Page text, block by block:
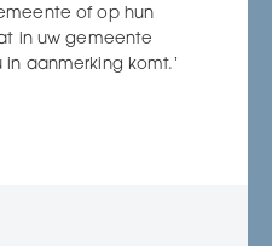
of op hun
in uw gemeente
aanmerking komt.’